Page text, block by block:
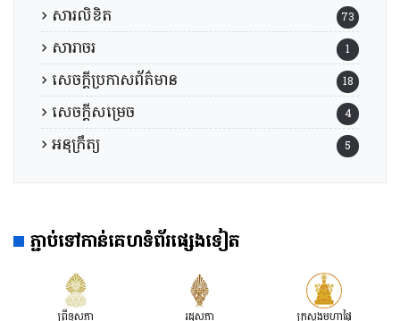
សារលិខិត 73
សារាចរ 1
សេចក្តីប្រកាសព័ត៌មាន 18
សេចក្តីសម្រេច 4
អនុក្រឹត្យ 5
ភ្ជាប់ទៅកាន់គេហទំព័រផ្សេងទៀត
ព្រឹទ្ធសភា រដ្ឋសភា ក្រសួងមហាផ្ទៃ